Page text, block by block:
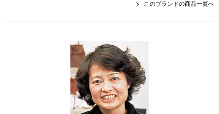
すべて見る
その他
このブランドの商品一覧へ